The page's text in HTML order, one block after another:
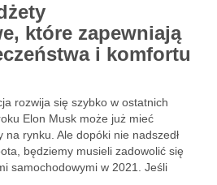
które zapewniają
i komfortu
rozwija się szybko w ostatnich
Elon Musk może już mieć
rynku. Ale dopóki nie nadszedł
będziemy musieli zadowolić się
samochodowymi w 2021. Jeśli